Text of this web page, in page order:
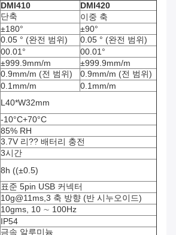
DMI410
DMI420
단축
이중 축
±180°
±90°
0.05 ° (완전 범위)
0.05 ° (완전 범위)
00.01°
00.01°
±999.9mm/m
±999.9mm/m
0.9mm/m (전 범위)
0.9mm/m (전 범위)
0.1mm/m
0.1mm/m
L40*W32mm
-10°C+70°C
85% RH
3.7V 리?? 배터리 충전
3시간
8h ((±0.5)
표준 5pin USB 커넥터
10g@11ms,3 축 방향 (반 시누오이드)
10gms, 10 ∼ 100Hz
IP54
금속 알루미늄